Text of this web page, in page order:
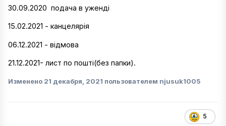
30.09.2020 подача в уженді
15.02.2021 - канцелярія
06.12.2021 - відмова
21.12.2021- лист по пошті(без папки).
Изменено 21 декабря, 2021 пользователем njusuk1005
5